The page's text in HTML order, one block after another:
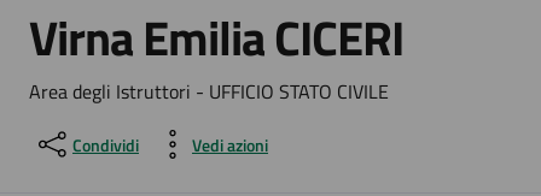
Virna Emilia CICERI
Area degli Istruttori - UFFICIO STATO CIVILE
Condividi Vedi azioni